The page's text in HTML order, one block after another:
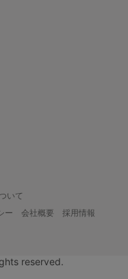
いて
ー 会社概要
採用情報
reserved.